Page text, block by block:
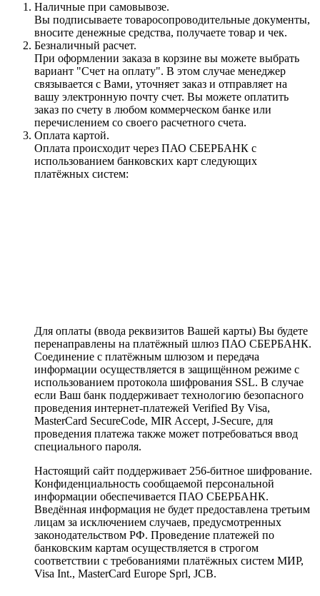
Наличные при самовывозе.
Вы подписываете товаросопроводительные документы,
вносите денежные средства, получаете товар и чек.
Безналичный расчет.
При оформлении заказа в корзине вы можете выбрать
вариант "Счет на оплату". В этом случае менеджер
связывается с Вами, уточняет заказ и отправляет на
вашу электронную почту счет. Вы можете оплатить
заказ по счету в любом коммерческом банке или
перечислением со своего расчетного счета.
Оплата картой.
Оплата происходит через ПАО СБЕРБАНК с
использованием банковских карт следующих
платёжных систем:
Для оплаты (ввода реквизитов Вашей карты) Вы будете
перенаправлены на платёжный шлюз ПАО СБЕРБАНК.
Соединение с платёжным шлюзом и передача
информации осуществляется в защищённом режиме с
использованием протокола шифрования SSL. В случае
если Ваш банк поддерживает технологию безопасного
проведения интернет-платежей Verified By Visa,
MasterCard SecureCode, MIR Accept, J-Secure, для
проведения платежа также может потребоваться ввод
специального пароля.
Настоящий сайт поддерживает 256-битное шифрование.
Конфиденциальность сообщаемой персональной
информации обеспечивается ПАО СБЕРБАНК.
Введённая информация не будет предоставлена третьим
лицам за исключением случаев, предусмотренных
законодательством РФ. Проведение платежей по
банковским картам осуществляется в строгом
соответствии с требованиями платёжных систем МИР,
Visa Int., MasterCard Europe Sprl, JCB.